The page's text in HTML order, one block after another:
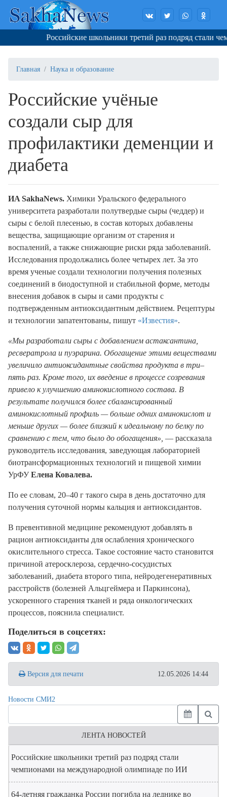
Российские школьники третий раз подряд стали
Главная Наука и образование
Российские учёные
создали сыр для
профилактики деменции и
диабета
ИA SakhaNews. Химики Уральского федерального
университета разработали полутвердые сыры (чеддер) и
сыры с белой плесенью, в состав которых добавлены
вещества, защищающие организм от старения и
воспалений, а также снижающие риски ряда заболеваний.
Исследования продолжались более четырех лет. За это
время ученые создали технологии получения полезных
соединений в биодоступной и стабильной форме, методы
внесения добавок в сыры и сами продукты с
подтвержденным антиоксидантным действием. Рецептуры
и технологии запатентованы, пишут «Известия».
«Мы разработали сыры с добавлением астаксантина,
ресвератрола и пуэрарина. Обогащение этими веществами
увеличило антиоксидантные свойства продукта в три–
пять раз. Кроме того, их введение в процессе созревания
привело к улучшению аминокислотного состава. В
результате получился более сбалансированный
аминокислотный профиль — больше одних аминокислот и
меньше других — более близкий к идеальному по белку по
сравнению с тем, что было до обогащения», — рассказала
руководитель исследования, заведующая лабораторией
биотрансформационных технологий и пищевой химии
УрФУЕлена Ковалева.
По ее словам, 20–40 г такого сыра в день достаточно для
получения суточной нормы кальция и антиоксидантов.
В превентивной медицине рекомендуют добавлять в
рацион антиоксиданты для ослабления хронического
окислительного стресса. Такое состояние часто становится
причиной атеросклероза, сердечно-сосудистых
заболеваний, диабета второго типа, нейродегенеративных
расстройств (болезней Альцгеймера и Паркинсона),
ускоренного старения тканей и ряда онкологических
процессов, пояснила специалист.
Поделиться в соцсетях:
Версия для печати 12.05.2026 14:44
Новости СМИ2
ЛЕНТА НОВОСТЕЙ
Российские школьники третий раз подряд стали
чемпионами на международной олимпиаде по ИИ
64-летняя гражданка России погибла на леднике во